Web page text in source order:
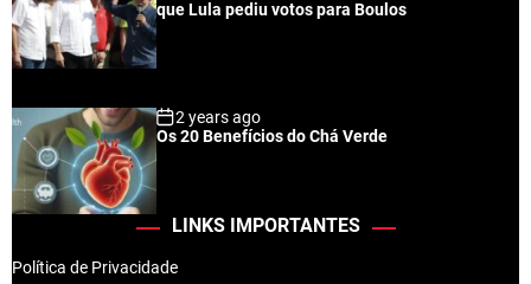
que Lula pediu votos para Boulos
2 years ago
Os 20 Benefícios do Chá Verde
LINKS IMPORTANTES
Política de Privacidade